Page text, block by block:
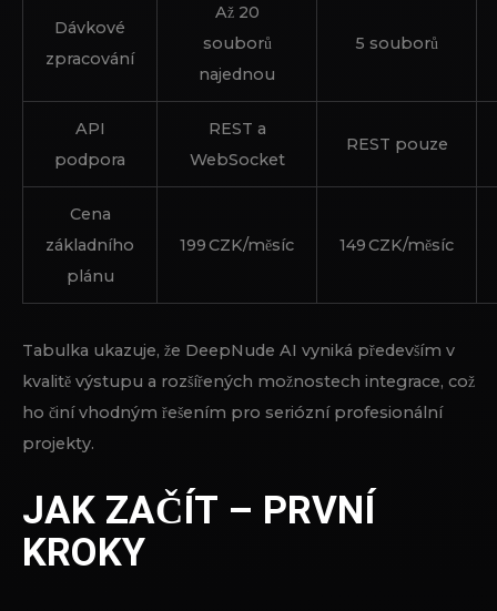
Dávkové
zpracování
Až 20
souborů
najednou
5 souborů
API
podpora
REST a
WebSocket
REST pouze
Cena
základního
plánu
199 CZK/měsíc 149 CZK/měsíc
Tabulka ukazuje, že DeepNude AI vyniká především v
kvalitě výstupu a rozšířených možnostech integrace, což
ho činí vhodným řešením pro seriózní profesionální
projekty.
JAK ZAČÍT – PRVNÍ
KROKY